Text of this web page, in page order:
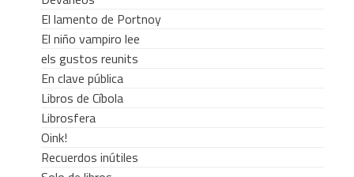
El lamento de Portnoy
El niño vampiro lee
els gustos reunits
En clave pública
Libros de Cíbola
Librosfera
Oink!
Recuerdos inútiles